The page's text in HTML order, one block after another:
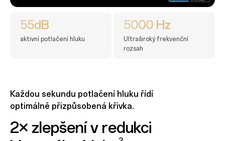
55dB
aktivní potlačení hluku
5000 Hz
Ultraširoký frekvenční
rozsah
Každou sekundu potlačení hluku řídí
optimálně přizpůsobená křivka.​
2× zlepšení v redukci